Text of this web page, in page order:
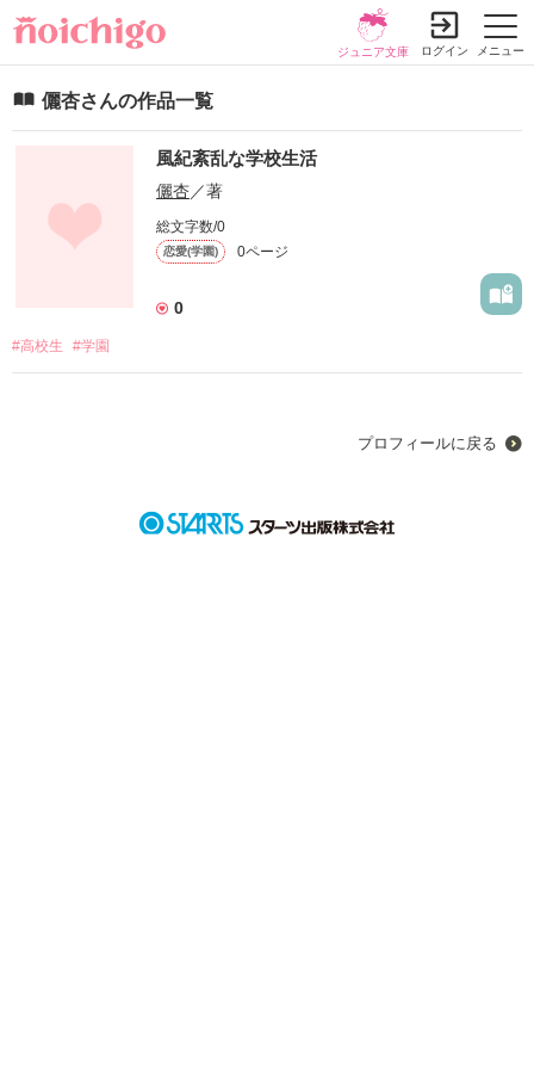
メニュー
ジュニア文庫 ログイン
儷杏さんの作品一覧
風紀紊乱な学校生活
儷杏／著
総文字数/0
恋愛(学園) 0ページ
0
#高校生 #学園
プロフィールに戻る